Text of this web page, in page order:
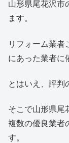
山形県尾花沢市
ます。
リフォーム業者
にあった業者に
とはいえ、評判
そこで山形県尾
複数の優良業者
す。